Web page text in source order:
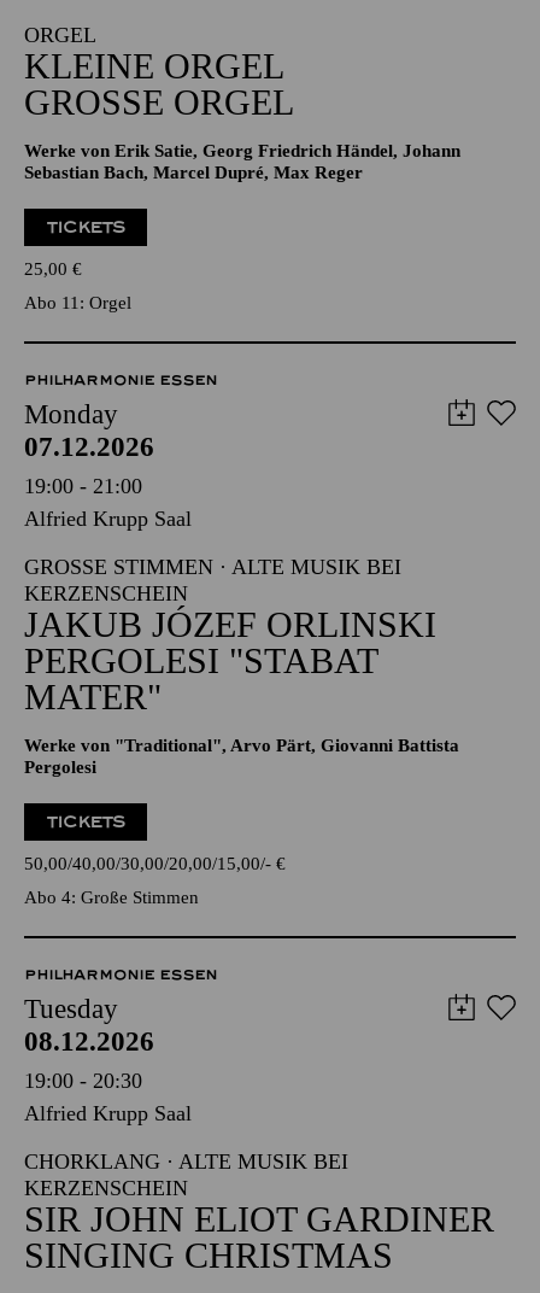
ORGEL
KLEINE ORGEL
GROSSE ORGEL
Werke von Erik Satie, Georg Friedrich Händel, Johann
Sebastian Bach, Marcel Dupré, Max Reger
TICKETS
25,00 €
Abo 11: Orgel
PHILHARMONIE ESSEN
Monday
07.12.2026
19:00 - 21:00
Alfried Krupp Saal
GROSSE STIMMEN · ALTE MUSIK BEI K
ERZENSCHEIN
JAKUB JÓZEF ORLINSKI
PERGOLESI "STABAT
MATER"
Werke von "Traditional", Arvo Pärt, Giovanni Battista
Pergolesi
TICKETS
50,00 40,00 30,00 20,00 15,00 - €
Abo 4: Große Stimmen
PHILHARMONIE ESSEN
Tuesday
08.12.2026
19:00 - 20:30
Alfried Krupp Saal
CHORKLANG · ALTE MUSIK BEI
KERZENSCHEIN
SIR JOHN ELIOT GARDINER
SINGING CHRISTMAS